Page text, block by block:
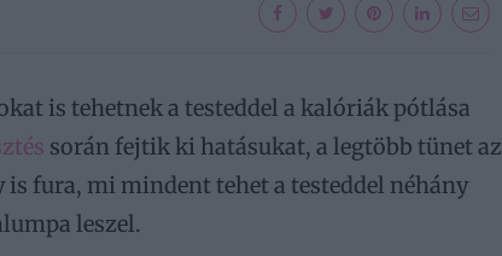
is tehetnek a testeddel a kalóriák pótlása
során fejtik ki hatásukat, a legtöbb tünet az
fura, mi mindent tehet a testeddel néhány
leszel.